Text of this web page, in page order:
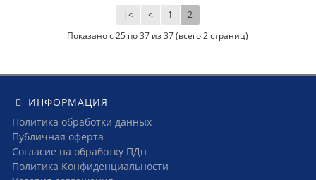
|< < 1 2
Показано с 25 по 37 из 37 (всего 2 страниц)
ИНФОРМАЦИЯ
Политика обработки данных
Публичная оферта
Согласие на обработку ПДн
Политика Конфиденциальности